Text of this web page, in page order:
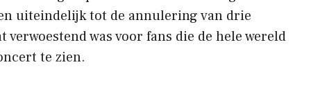
uiteindelijk tot de annulering van drie
was voor fans die de hele wereld
te zien.